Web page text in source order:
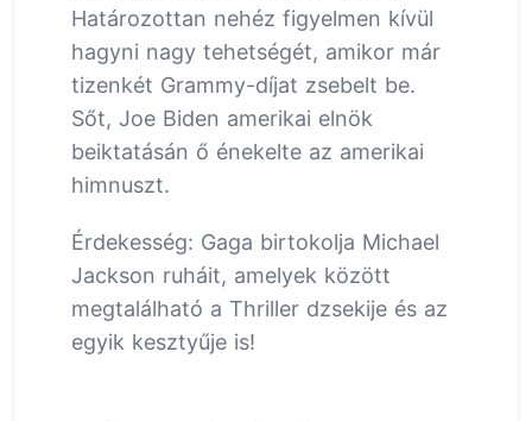
Határozottan nehéz figyelmen kívül
hagyni nagy tehetségét, amikor már
tizenkét Grammy-díjat zsebelt be.
Sőt, Joe Biden amerikai elnök
beiktatásán ő énekelte az amerikai
himnuszt.
Érdekesség: Gaga birtokolja Michael
Jackson ruháit, amelyek között
megtalálható a Thriller dzsekije és az
egyik kesztyűje is!